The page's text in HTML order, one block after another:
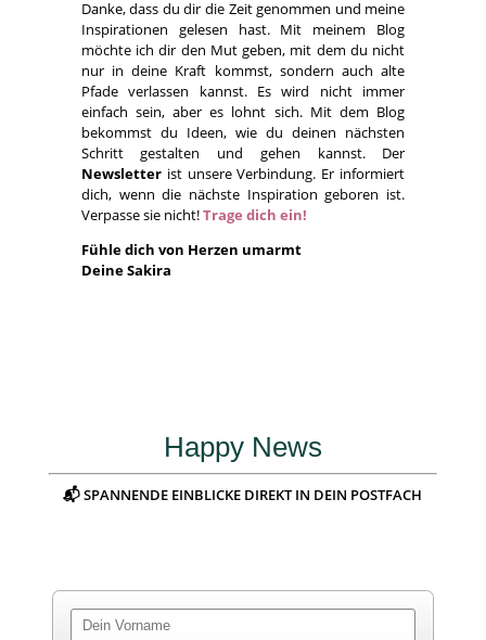
Danke, dass du dir die Zeit genommen und meine
Inspirationen gelesen hast. Mit meinem Blog
möchte ich dir den Mut geben, mit dem du nicht
nur in deine Kraft kommst, sondern auch alte
Pfade verlassen kannst. Es wird nicht immer
einfach sein, aber es lohnt sich. Mit dem Blog
bekommst du Ideen, wie du deinen nächsten
Schritt gestalten und gehen kannst. Der
Newsletterist unsere Verbindung. Er informiert
dich, wenn die nächste Inspiration geboren ist.
Verpasse sie nicht!Trage dich ein!
Fühle dich von Herzen umarmt
Deine Sakira
Happy News
📬 SPANNENDE EINBLICKE DIREKT IN DEIN POSTFACH